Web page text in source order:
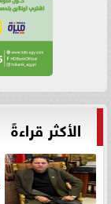
الأكثر قراءةً